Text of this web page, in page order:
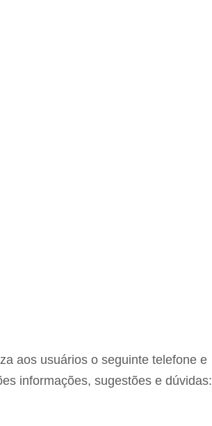
aos usuários o seguinte telefone e
informações, sugestões e dúvidas: